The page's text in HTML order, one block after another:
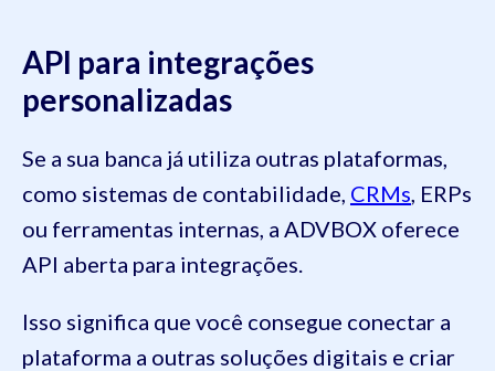
API para integrações
personalizadas
Se a sua banca já utiliza outras plataformas,
como sistemas de contabilidade, CRMs , ERPs
ou ferramentas internas, a ADVBOX oferece
API aberta para integrações.
Isso significa que você consegue conectar a
plataforma a outras soluções digitais e criar